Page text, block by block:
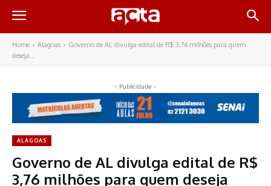
Home Alagoas
Governo de AL divulga edital de R$ 3,76 milhões para quem
deseja...
- Publicidade -
ALAGOAS
Governo de AL divulga edital de R$
3,76 milhões para quem deseja